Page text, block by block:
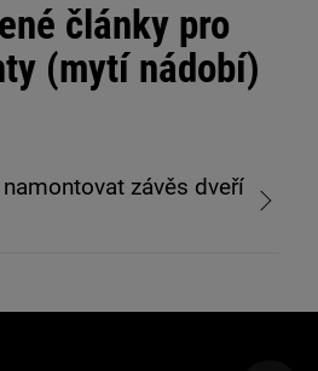
články pro
(mytí nádobí)
závěs dveří